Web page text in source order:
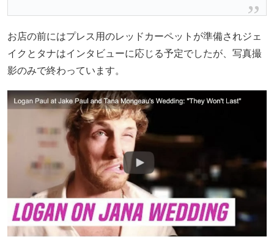
お店の前にはプレス用のレッドカーペットが準備されジェ
イクとタナはインタビューに応じる予定でしたが、写真撮
影のみで終わっています。